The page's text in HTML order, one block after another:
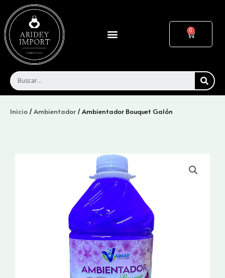
contenido
Menu Cart
Inicio / Ambientador / Ambientador Bouquet Galón